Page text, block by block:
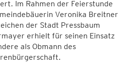
Im Rahmen der Feierstunde
Veronika Breitner
der Stadt Pressbaum
erhielt für seinen Einsatz
als Obmann des